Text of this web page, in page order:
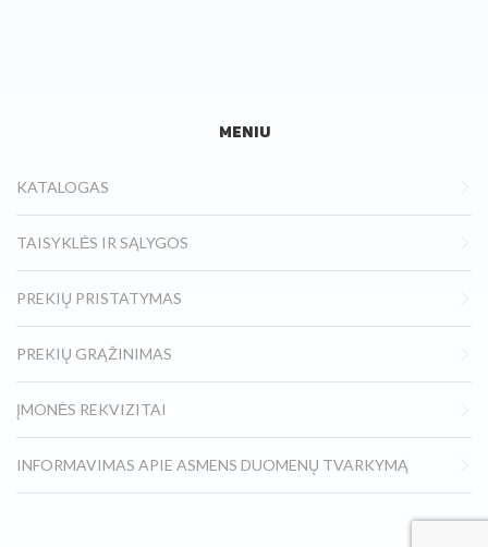
MENIU
KATALOGAS
TAISYKLĖS IR SĄLYGOS
PREKIŲ PRISTATYMAS
PREKIŲ GRĄŽINIMAS
ĮMONĖS REKVIZITAI
INFORMAVIMAS APIE ASMENS DUOMENŲ TVARKYMĄ